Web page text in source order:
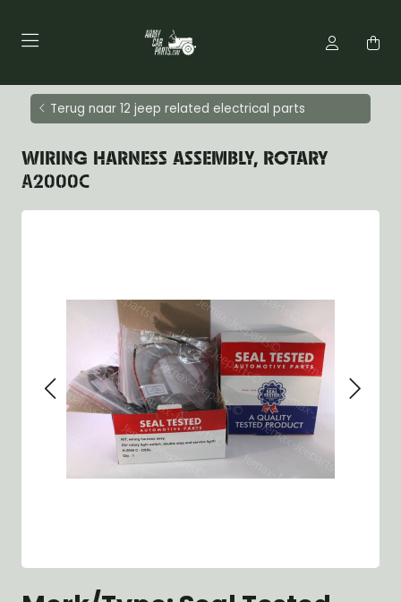
Terug naar 12 jeep related electrical parts
WIRING HARNESS ASSEMBLY, ROTARY
A2000C